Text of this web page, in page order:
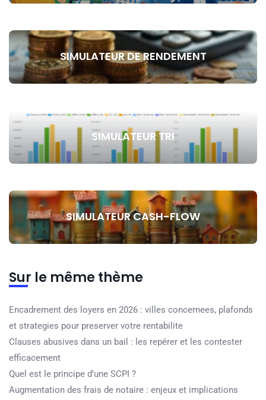
SIMULATEUR DE RENDEMENT
SIMULATEUR TRI
SIMULATEUR CASH-FLOW
Sur le même thème
Encadrement des loyers en 2026 : villes concernees, plafonds
et strategies pour preserver votre rentabilite
Clauses abusives dans un bail : les repérer et les contester
efficacement
Quel est le principe d’une SCPI ?
Augmentation des frais de notaire : enjeux et implications